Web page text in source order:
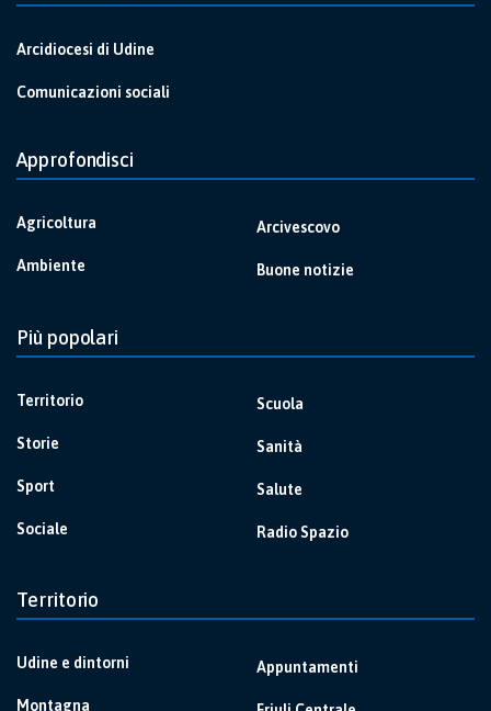
Arcidiocesi di Udine
Comunicazioni sociali
Approfondisci
Agricoltura
Ambiente
Arcivescovo
Buone notizie
Più popolari
Territorio
Storie
Sport
Sociale
Scuola
Sanità
Salute
Radio Spazio
Territorio
Udine e dintorni
Montagna
Appuntamenti